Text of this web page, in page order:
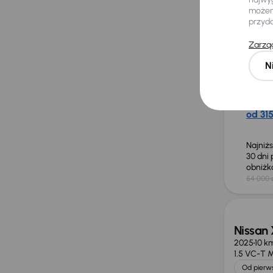
202199
(BEV)
40 kWh
Książka
od
30 dni
54 000
Od
Nissan
202510
1.5 VC-T
Od